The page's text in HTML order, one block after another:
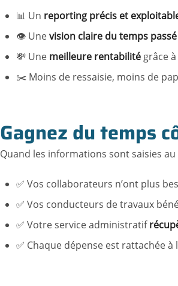
📊 Un reporting précis et
👁️ Unevision claire du temps
💸 Une meilleure rentabilité grâce
✂️ Moins de ressaisie, moins de
Gagnez du temps
Quand les informations sont saisies
✅ Vos collaborateurs n’ont plus
✅ Vos conducteurs de travaux
✅ Votre service administratif
✅ Chaque dépense est rattachée